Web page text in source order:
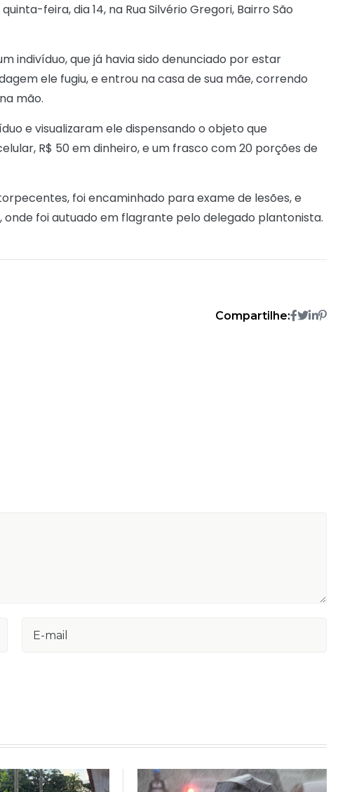
feira, dia 14, na Rua Silvério Gregori, Bairro São
indivíduo, que já havia sido denunciado por estar
ele fugiu, e entrou na casa de sua mãe, correndo
mão.
e visualizaram ele dispensando o objeto que
R$ 50 em dinheiro, e um frasco com 20 porções de
foi encaminhado para exame de lesões, e
onde foi autuado em flagrante pelo delegado plantonista.
Compartilhe: